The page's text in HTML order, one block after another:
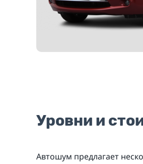
Уровни и
Автошум предлагает